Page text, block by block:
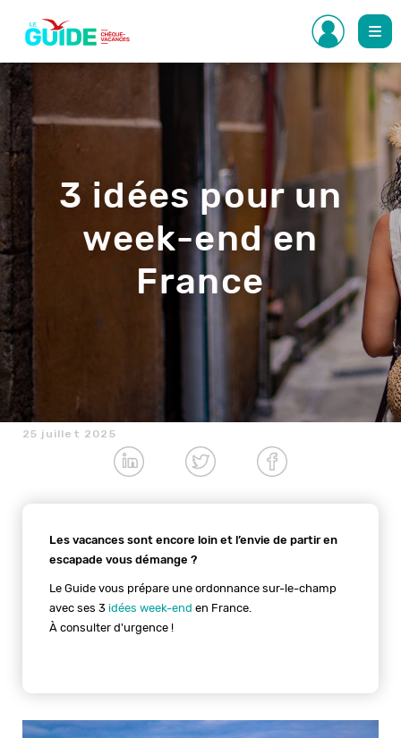
contenu
principal
3 idées pour un
week-end en
France
25 juillet 2025
Les vacances sont encore loin et l’envie de partir en
escapade vous démange ?
Le Guide vous prépare une ordonnance sur-le-champ
avec ses 3 idées week-end en France.
À consulter d'urgence !